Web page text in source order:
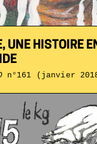
UNE HISTOIRE
n°161 (janvier